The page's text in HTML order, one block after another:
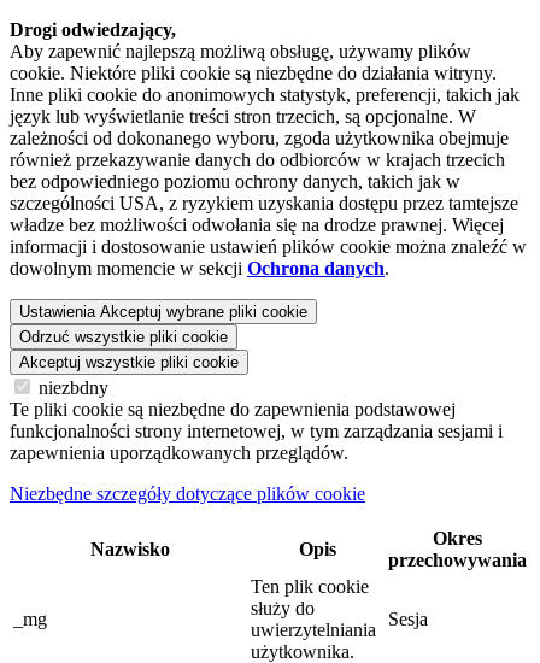
Drogi odwiedzający,
Aby zapewnić najlepszą możliwą obsługę, używamy plików
cookie. Niektóre pliki cookie są niezbędne do działania witryny.
Inne pliki cookie do anonimowych statystyk, preferencji, takich jak
język lub wyświetlanie treści stron trzecich, są opcjonalne. W
zależności od dokonanego wyboru, zgoda użytkownika obejmuje
również przekazywanie danych do odbiorców w krajach trzecich
bez odpowiedniego poziomu ochrony danych, takich jak w
szczególności USA, z ryzykiem uzyskania dostępu przez tamtejsze
władze bez możliwości odwołania się na drodze prawnej. Więcej
informacji i dostosowanie ustawień plików cookie można znaleźć w
dowolnym momencie w sekcji Ochrona danych.
Ustawienia Akceptuj wybrane pliki cookie
Odrzuć wszystkie pliki cookie
Akceptuj wszystkie pliki cookie
niezbdny
Te pliki cookie są niezbędne do zapewnienia podstawowej
funkcjonalności strony internetowej, w tym zarządzania sesjami i
zapewnienia uporządkowanych przeglądów.
Niezbędne szczegóły dotyczące plików cookie
Nazwisko Opis
Okres
przechowywania
_mg
Ten plik cookie
służy do
uwierzytelniania
użytkownika.
Sesja